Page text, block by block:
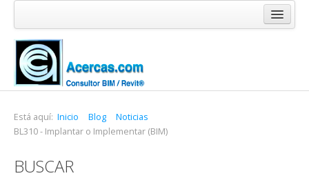
Inicio
Blog
Cursos
Software
Enlaces
Acercas
Está aquí: Inicio Blog
Noticias
BL310 - Implantar o Implementar (BIM)
BUSCAR